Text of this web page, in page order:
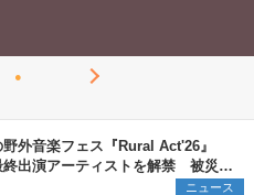
外音楽フェス『Rural Act'26』
終出演アーティストを解禁 被災地
の始動も発表
ニュース